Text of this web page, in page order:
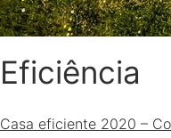
Eficiência
Casa eficiente 2020 –